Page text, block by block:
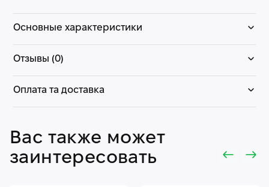
Основные характеристики
Отзывы (0)
Оплата та доставка
Вас также может
заинтересовать